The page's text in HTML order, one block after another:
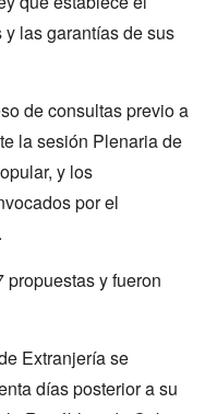
las garantías de sus
de consultas previo a
la sesión Plenaria de
y los
por el
propuestas y fueron
Extranjería se
días posterior a su